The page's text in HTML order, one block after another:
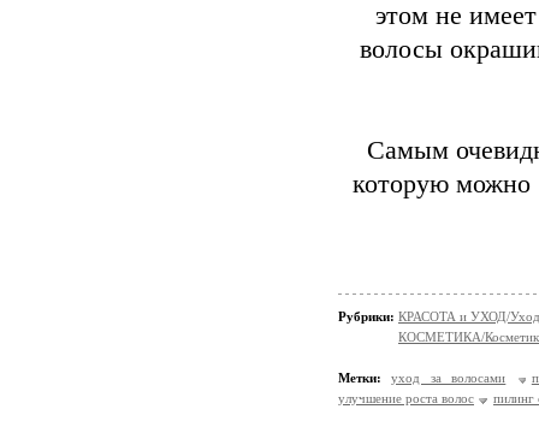
этом не
волосы
Самым
которую можно
Рубрики: КРАСОТА и УХОД/Уход
КОСМЕТИКА/
Метки: уход за волосами
улучшение роста волос
пилинг